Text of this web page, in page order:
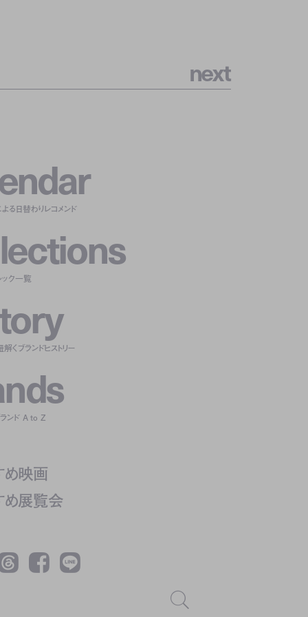
next
ndar
る日替わりレコメンド
ections
ック一覧
ory
くブランドヒストリー
nds
ランド A to Z
映画
展覧会
Facebook LINE